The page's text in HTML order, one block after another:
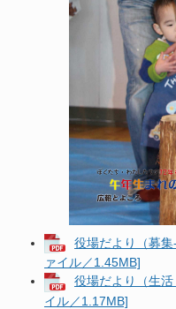
役場だより（募
ァイル／1.45MB]
役場だより（生
イル／1.17MB]